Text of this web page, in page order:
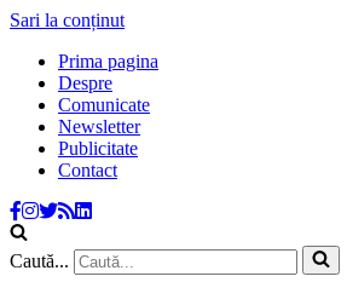
Sari la conținut
Prima pagina
Despre
Comunicate
Newsletter
Publicitate
Contact
Caută...